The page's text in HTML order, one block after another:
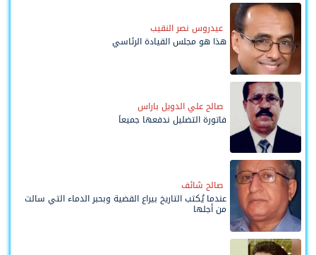
عيدروس نصر النقيب
هذا هو مجلس القيادة الرئاسي
صالح علي الدويل باراس
فاتورة التضليل ندفعها جميعاً
صالح شائف
عندما يُكتب التاريخ بيراع القضية وبحبر الدماء التي سالت
من أجلها